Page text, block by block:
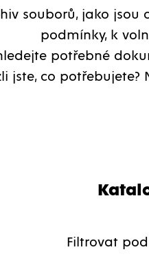
souborů, jako jsou
podmínky, k
potřebné
jste, co
Filtrovat